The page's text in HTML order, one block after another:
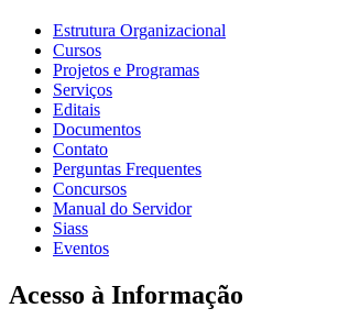
Estrutura Organizacional
Cursos
Projetos e Programas
Serviços
Editais
Documentos
Contato
Perguntas Frequentes
Concursos
Manual do Servidor
Siass
Eventos
Acesso à Informação